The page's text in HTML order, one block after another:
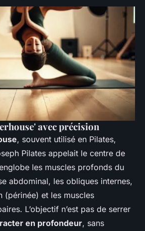
avec précision
, souvent utilisé en Pilates,
Pilates appelait le centre de
les muscles profonds du
abdominal, les obliques internes,
(périnée) et les muscles
L’objectif n’est pas de serrer
en profondeur, sans